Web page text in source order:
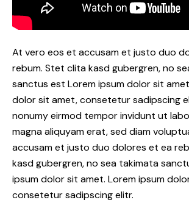
At vero eos et accusam et justo duo
rebum. Stet clita kasd gubergren, no
sanctus est Lorem ipsum dolor sit
dolor sit amet, consetetur sadipscing
nonumy eirmod tempor invidunt ut
magna aliquyam erat, sed diam
accusam et justo duo dolores et ea
kasd gubergren, no sea takimata
ipsum dolor sit amet. Lorem ipsum
consetetur sadipscing elitr.